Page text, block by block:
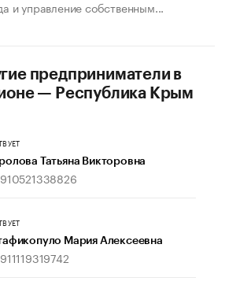
стареет иначе». Как живет глава
пять ключевых основ
людей: почему рост доходов
и управление собственным...
предприниматели в
— Республика Крым
Татьяна Викторовна
Мария Алексеевна